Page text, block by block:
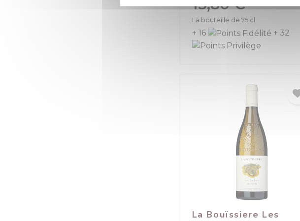
15,80 €
La bouteille de 75 cl
+ 16 + 32
La Bouïssiere Les